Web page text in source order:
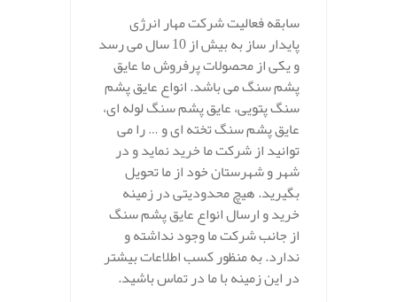
سابقه فعالیت شرکت مهار انرژی
پایدار ساز به بیش از 10 سال می رسد
و یکی از محصولات پرفروش ما عایق
پشم سنگ می باشد. انواع عایق پشم
سنگ پتویی، عایق پشم سنگ لوله ای،
عایق پشم سنگ تخته ای و … را می
توانید از شرکت ما خرید نماید و در
شهر و شهرستان خود از ما تحویل
بگیرید. هیچ محدودیتی در زمینه
خرید و ارسال انواع عایق پشم سنگ
از جانب شرکت ما وجود نداشته و
ندارد. به منظور کسب اطلاعات بیشتر
در این زمینه با ما در تماس باشید.